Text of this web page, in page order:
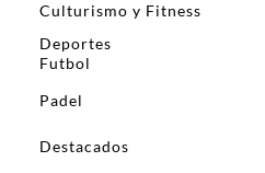
Culturismo y Fitness
Deportes
Futbol
Padel
Destacados